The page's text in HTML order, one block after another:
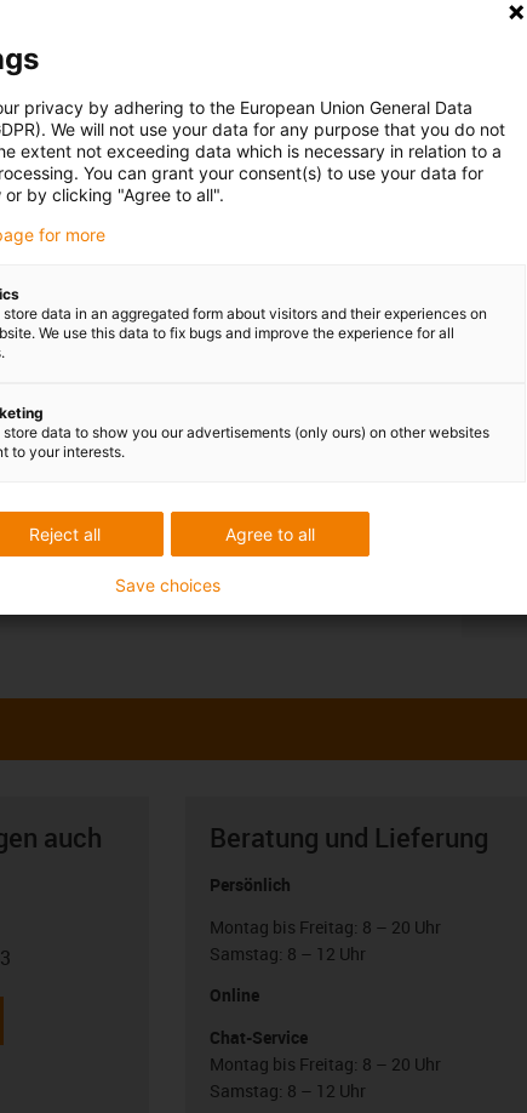
Sie
Dann
- mit
auch
Beratung und Lieferung
Persönlich
Montag bis Freitag: 8 – 20 Uhr
Samstag: 8 – 12 Uhr
Online
Chat-Service
Montag bis Freitag: 8 – 20 Uhr
Samstag: 8 – 12 Uhr
privacy by adhering to the European Union General Data
We will not use your data for any purpose that you do not
extent not exceeding data which is necessary in relation to a
You can grant your consent(s) to use your data for
by clicking "Agree to all".
for more
store data in an aggregated form about visitors and their experiences on
We use this data to fix bugs and improve the experience for all
store data to show you our advertisements (only ours) on other websites
to your interests.
Agree to all
Reject all
Save choices